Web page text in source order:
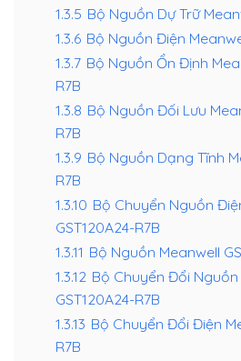
1.3.5 Bộ Nguồn Dự Trữ
1.3.6 Bộ Nguồn Điện
1.3.7 Bộ Nguồn Ổn Định
R7B
1.3.8 Bộ Nguồn Đối Lưu
R7B
1.3.9 Bộ Nguồn Dạng Tĩnh
R7B
1.3.10 Bộ Chuyển Nguồn
GST120A24-R7B
1.3.11 Bộ Nguồn Meanwell
1.3.12 Bộ Chuyển Đổi
GST120A24-R7B
1.3.13 Bộ Chuyển Đổi Điện
R7B